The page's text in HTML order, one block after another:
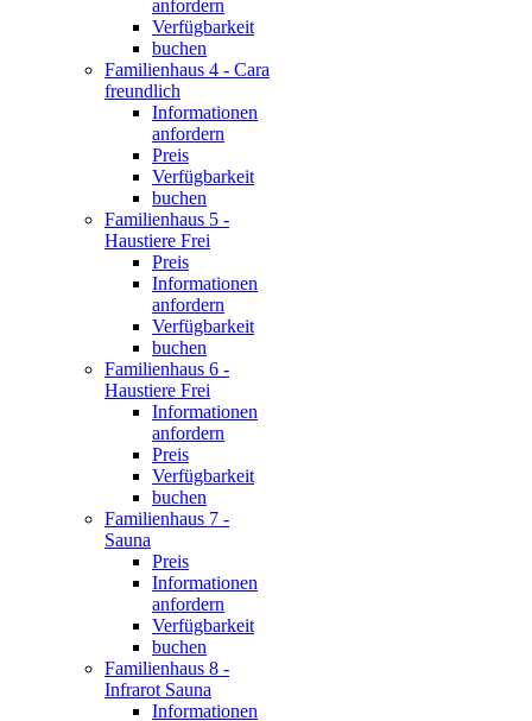
anfordern
Verfügbarkeit
buchen
Familienhaus 4 - Cara
freundlich
Informationen
anfordern
Preis
Verfügbarkeit
buchen
Familienhaus 5 -
Haustiere Frei
Preis
Informationen
anfordern
Verfügbarkeit
buchen
Familienhaus 6 -
Haustiere Frei
Informationen
anfordern
Preis
Verfügbarkeit
buchen
Familienhaus 7 -
Sauna
Preis
Informationen
anfordern
Verfügbarkeit
buchen
Familienhaus 8 -
Infrarot Sauna
Informationen